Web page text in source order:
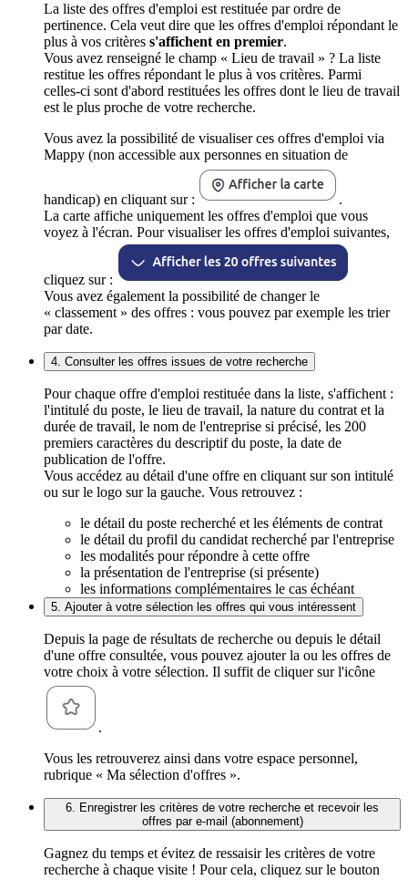
La liste des offres d'emploi est restituée par ordre de
pertinence. Cela veut dire que les offres d'emploi répondant le
plus à vos critères s'affichent en premier.
Vous avez renseigné le champ « Lieu de travail » ? La liste
restitue les offres répondant le plus à vos critères. Parmi
celles-ci sont d'abord restituées les offres dont le lieu de travail
est le plus proche de votre recherche.
Vous avez la possibilité de visualiser ces offres d'emploi via
Mappy (non accessible aux personnes en situation de
handicap) en cliquant sur :
.
La carte affiche uniquement les offres d'emploi que vous
voyez à l'écran. Pour visualiser les offres d'emploi suivantes,
cliquez sur :
Vous avez également la possibilité de changer le
« classement » des offres : vous pouvez par exemple les trier
par date.
4. Consulter les offres issues de votre recherche
Pour chaque offre d'emploi restituée dans la liste, s'affichent :
l'intitulé du poste, le lieu de travail, la nature du contrat et la
durée de travail, le nom de l'entreprise si précisé, les 200
premiers caractères du descriptif du poste, la date de
publication de l'offre.
Vous accédez au détail d'une offre en cliquant sur son intitulé
ou sur le logo sur la gauche. Vous retrouvez :
le détail du poste recherché et les éléments de contrat
le détail du profil du candidat recherché par l'entreprise
les modalités pour répondre à cette offre
la présentation de l'entreprise (si présente)
les informations complémentaires le cas échéant
5. Ajouter à votre sélection les offres qui vous intéressent
Depuis la page de résultats de recherche ou depuis le détail
d'une offre consultée, vous pouvez ajouter la ou les offres de
votre choix à votre sélection. Il suffit de cliquer sur l'icône
.
Vous les retrouverez ainsi dans votre espace personnel,
rubrique « Ma sélection d'offres ».
6. Enregistrer les critères de votre recherche et recevoir les
offres par e-mail (abonnement)
Gagnez du temps et évitez de ressaisir les critères de votre
recherche à chaque visite ! Pour cela, cliquez sur le bouton